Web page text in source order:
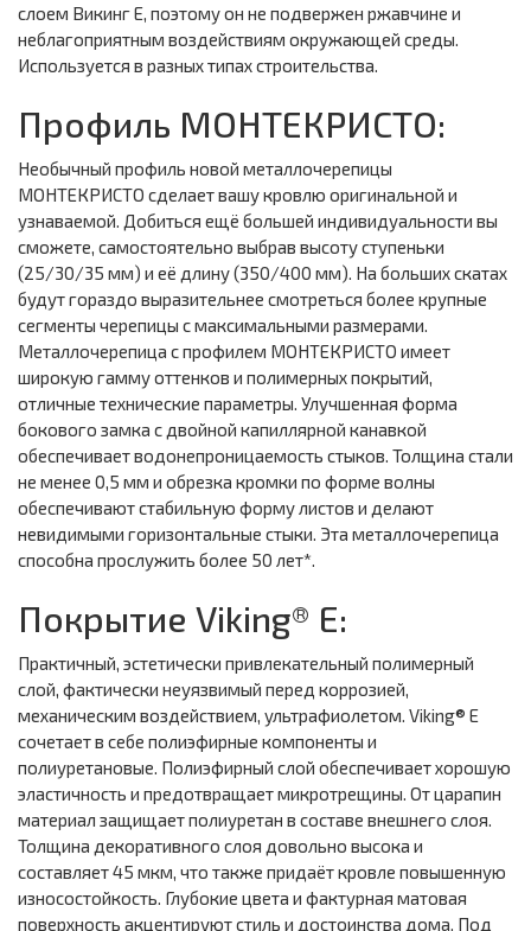
слоем Викинг Е, поэтому он не подвержен ржавчине и
неблагоприятным воздействиям окружающей среды.
Используется в разных типах строительства.
Профиль МОНТЕКРИСТО:
Необычный профиль новой металлочерепицы
МОНТЕКРИСТО сделает вашу кровлю оригинальной и
узнаваемой. Добиться ещё большей индивидуальности вы
сможете, самостоятельно выбрав высоту ступеньки
(25/30/35 мм) и её длину (350/400 мм). На больших скатах
будут гораздо выразительнее смотреться более крупные
сегменты черепицы с максимальными размерами.
Металлочерепица с профилем МОНТЕКРИСТО имеет
широкую гамму оттенков и полимерных покрытий,
отличные технические параметры. Улучшенная форма
бокового замка с двойной капиллярной канавкой
обеспечивает водонепроницаемость стыков. Толщина стали
не менее 0,5 мм и обрезка кромки по форме волны
обеспечивают стабильную форму листов и делают
невидимыми горизонтальные стыки. Эта металлочерепица
способна прослужить более 50 лет*.
Покрытие Viking® E:
Практичный, эстетически привлекательный полимерный
слой, фактически неуязвимый перед коррозией,
механическим воздействием, ультрафиолетом. Viking® E
сочетает в себе полиэфирные компоненты и
полиуретановые. Полиэфирный слой обеспечивает хорошую
эластичность и предотвращает микротрещины. От царапин
материал защищает полиуретан в составе внешнего слоя.
Толщина декоративного слоя довольно высока и
составляет 45 мкм, что также придаёт кровле повышенную
износостойкость. Глубокие цвета и фактурная матовая
поверхность акцентируют стиль и достоинства дома. Под